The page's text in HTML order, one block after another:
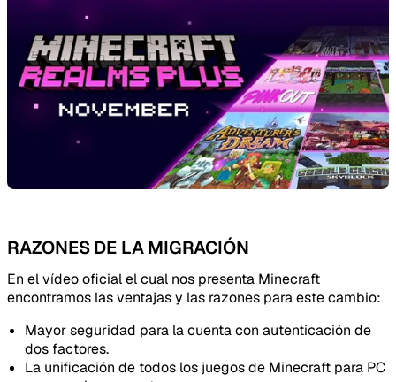
RAZONES DE LA MIGRACIÓN
En el vídeo oficial el cual nos presenta Minecraft
encontramos las ventajas y las razones para este cambio:
Mayor seguridad para la cuenta con autenticación de
dos factores.
La unificación de todos los juegos de Minecraft para PC